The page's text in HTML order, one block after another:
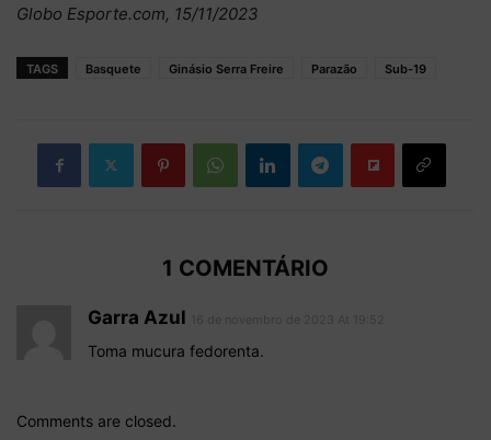
Globo Esporte.com, 15/11/2023
TAGS Basquete Ginásio Serra Freire Parazão Sub-19
1 COMENTÁRIO
Garra Azul
Toma mucura fedorenta.
Comments are closed.